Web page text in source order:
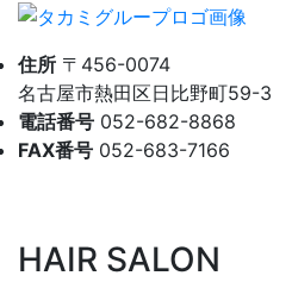
住所 〒456-0074
名古屋市熱田区日比野町59-3
電話番号 052-682-8868
FAX番号 052-683-7166
HAIR SALON